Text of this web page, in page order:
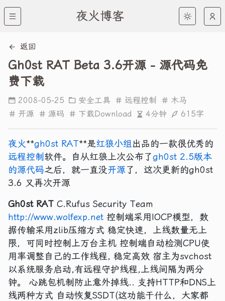
夜火博客
返回
Gh0st RAT Beta 3.6开源 - 源代码免
费下载
2008-05-25 安全工具 远程控制
木马
开源
源码 下载Download 4分钟 615字
夜火**gh0st RAT**是红狼小组 出品的一款很优秀的
远程控制 软件。自从红狼上次公布了gh0st 2.5版本
的源代码之后，就一直没开源了，这次更新的gh0st
3.6 又再次开源
Gh0st RAT C.Rufus Security Team
http://www.wolfexp.net 控制端采用IOCP模型，数
据传输采用zlib压缩方式 稳定快速，上线数量无上
限，可同时控制上万台主机 控制端自动检测CPU使
用率调整自己的工作线程, 稳定高效 宿主为svchost
以系统服务启动,有远程守护线程,上线间隔为两分
钟。 心跳包机制防止意外掉线.. 支持HTTP和DNS上
线两种方式 自动恢复SSDT(这功能干什么，大家都